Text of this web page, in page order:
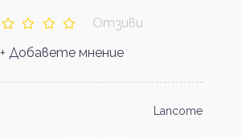
Отзиви
+ Добавете мнение
Lancome